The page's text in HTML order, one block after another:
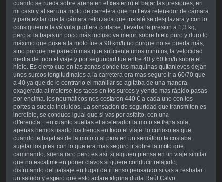
cuando se rueda sobre arena en el desierto) el bajar las presiones, en
mi caso y al ser una moto de carretera que no lleva retenedor de cámara
y para evitar que la cámara reforzada que instalé se desplazara y con lo
consiguiente la válvula pudiera cortarse, llevaba la presion a 1,3 kg,
pero si la bajas un poco más incluso va mejor. sobre hielo puro y duro lo
máximo que puse a la moto fue a 90 km/h no porque no se pueda más,
sino porque me pareció mas que suficiente unos minutos, la velocidad
media de todo el viaje y por seguridad fue entre 40 y 60 km/h sobre el
hielo. Es cierto que en las zonas donde las maquinas quitanieves dejan
unos surcos longitudinales a la carretera era mas seguro ir a 60/70 que
a 40 ya que de lo contrario el manillar se agitaba de una manera
exagerada al meterse los tacos en los surcos y yendo mas rápido pasas
por encima. los neumáticos nos costaron 440 € a cada uno con los
portes a suecia incluidos. La sensación de seguridad que transmiten es
increible, se conduce igual que si vas por asfalto, con una
diferencia....en cuanto sueltas el acelerador la moto se frena sola,
apenas hemos usado los frenos en todo el viaje. lo curioso es que
cuando te bajabas de la moto o al para en un semáforo te costaba
sujetar los pies, con lo que era mas seguro ir sobre la moto que
caminando, suena raro pero es así. si alguien piensa en un viaje similar
que no escatime en poner clavos si quiere conducir relajado,
disfrutando del paisaje en lugar de ir tenso pensando si vas a resbalar.
un saludo y espero que esto aclare alguna duda Raúl Calvo